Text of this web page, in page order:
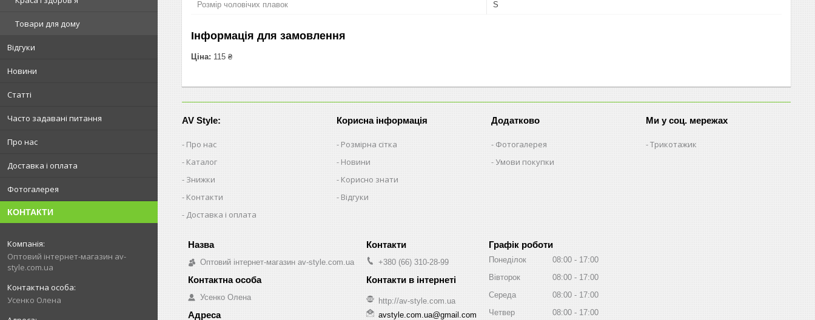
Товари для дому
Відгуки
Новини
Статті
Часто задавані питання
Про нас
Доставка і оплата
Фотогалерея
КОНТАКТИ
Оптовий інтернет-магазин av-
style.com.ua
Усенко Олена
Розмір чоловічих плавок S
Інформація для замовлення
Ціна: 115 ₴
AV Style:
Про нас
Каталог
Знижки
Контакти
Доставка і оплата
Корисна інформація
Розмірна сітка
Новини
Корисно знати
Відгуки
Додатково
Фотогалерея
Умови покупки
Ми у соц. мережах
Трикотажик
Оптовий інтернет-магазин av-style.com.ua
Усенко Олена
+380 (66) 310-28-99
http://av-style.com.ua
avstyle.com.ua@gmail.com
Графік роботи
Понеділок 08:00
17:00
Вівторок
08:00
17:00
Середа
08:00
17:00
Четвер
08:00 17:00